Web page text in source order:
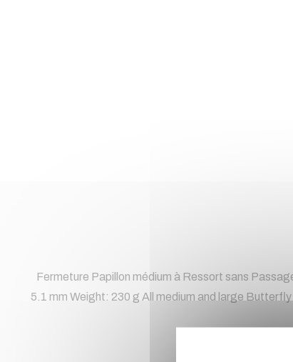
Fermeture Papillon médium à Ressort sans
5.1 mm Weight: 230 g All medium and large